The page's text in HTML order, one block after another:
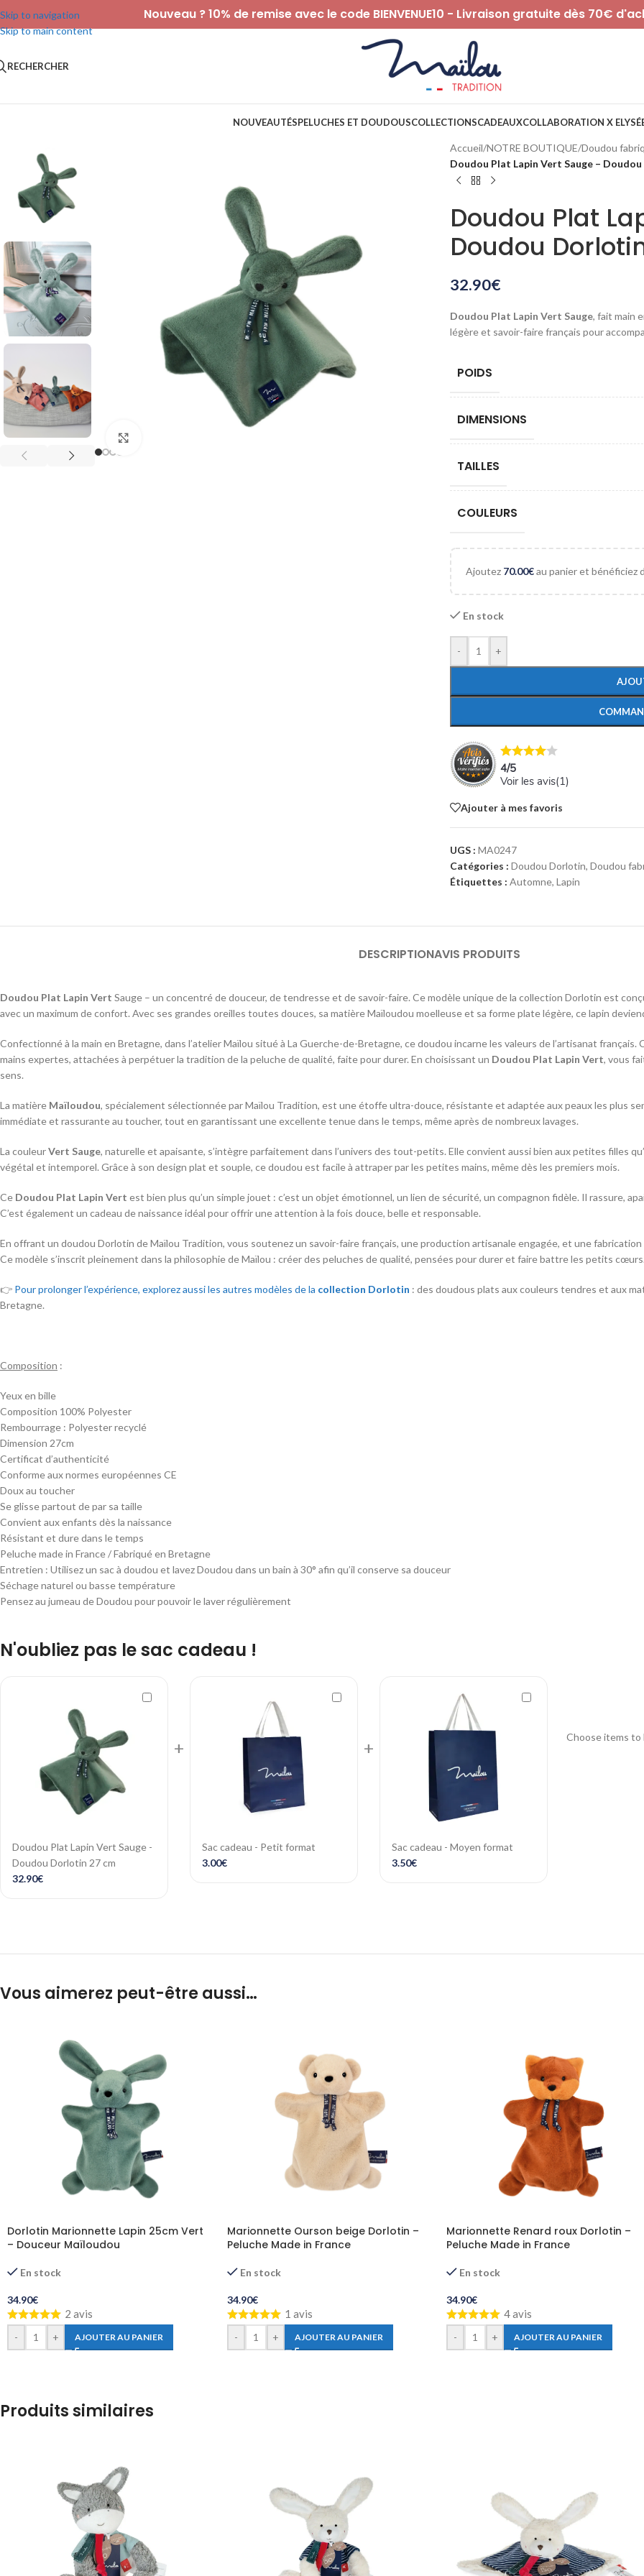
Skip to navigation
Skip to main content
Nouveau ? 10% de remise avec le code BIENVENUE10 - Livraison gratuite dès 70€
RECHERCHER
NOUVEAUTÉSPELUCHES ET DOUDOUSCOLLECTIONSCADEAUXCOLLABORATION X
Accueil/NOTRE BOUTIQUE/Doudou
Doudou Plat Lapin Vert Sauge –
Doudou Plat
Doudou
32.90€
Doudou Plat Lapin Vert Sauge, fait main
légère et savoir-faire français pour
POIDS
DIMENSIONS
TAILLES
COULEURS
Ajoutez 70.00€au panier et bénéficiez
En stock
- +
4/5
Voir les avis(1)
Ajouter à mes favoris
UGS : MA0247
Catégories : Doudou Dorlotin, Doudou
Étiquettes : Automne, Lapin
DESCRIPTIONAVIS PRODUITS
Doudou Plat Lapin Vert Sauge – un concentré de douceur, de tendresse et de savoir-faire. Ce modèle unique de la collection Dorlotin est
avec un maximum de confort. Avec ses grandes oreilles toutes douces, sa matière Maïloudou moelleuse et sa forme plate légère, ce lapin
Confectionné à la main en Bretagne, dans l’atelier Maïlou situé à La Guerche-de-Bretagne, ce doudou incarne les valeurs de l’artisanat
mains expertes, attachées à perpétuer la tradition de la peluche de qualité, faite pour durer. En choisissant un Doudou Plat Lapin Vert, vous
sens.
La matière Maïloudou, spécialement sélectionnée par Maïlou Tradition, est une étoffe ultra-douce, résistante et adaptée aux peaux les plus
immédiate et rassurante au toucher, tout en garantissant une excellente tenue dans le temps, même après de nombreux lavages.
La couleurVert Sauge, naturelle et apaisante, s’intègre parfaitement dans l’univers des tout-petits. Elle convient aussi bien aux petites filles
végétal et intemporel. Grâce à son design plat et souple, ce doudou est facile à attraper par les petites mains, même dès les premiers mois.
Ce Doudou Plat Lapin Vert est bien plus qu’un simple jouet : c’est un objet émotionnel, un lien de sécurité, un compagnon fidèle. Il rassure,
C’est également un cadeau de naissance idéal pour offrir une attention à la fois douce, belle et responsable.
En offrant un doudou Dorlotin de Maïlou Tradition, vous soutenez un savoir-faire français, une production artisanale engagée, et une
Ce modèle s’inscrit pleinement dans la philosophie de Maïlou : créer des peluches de qualité, pensées pour durer et faire battre les petits cœurs.
👉 Pour prolonger l’expérience, explorez aussi les autres modèles de la collection Dorlotin : des doudous plats aux couleurs tendres et aux
Bretagne.
Composition :
Yeux en bille
Composition 100% Polyester
Rembourrage : Polyester recyclé
Dimension 27cm
Certificat d’authenticité
Conforme aux normes européennes CE
Doux au toucher
Se glisse partout de par sa taille
Convient aux enfants dès la naissance
Résistant et dure dans le temps
Peluche made in France / Fabriqué en Bretagne
Entretien : Utilisez un sac à doudou et lavez Doudou dans un bain à 30° afin qu’il conserve sa douceur
Séchage naturel ou basse température
Pensez au jumeau de Doudou pour pouvoir le laver régulièrement
N'oubliez pas le sac cadeau !
Doudou Plat Lapin Vert Sauge -
Doudou Dorlotin 27 cm
32.90€
+
Sac cadeau - Petit format
3.00€
+
Sac cadeau - Moyen format
3.50€
Choose items
Vous aimerez peut-être aussi…
Dorlotin Marionnette Lapin 25cm Vert
– Douceur Maïloudou
En stock
34.90€
2 avis
- + AJOUTER AU PANIER
Marionnette Ourson beige Dorlotin –
Peluche Made in France
En stock
34.90€
1 avis
- + AJOUTER AU PANIER
Marionnette Renard roux Dorlotin –
Peluche Made in France
En stock
34.90€
4 avis
- + AJOUTER AU PANIER
Produits similaires